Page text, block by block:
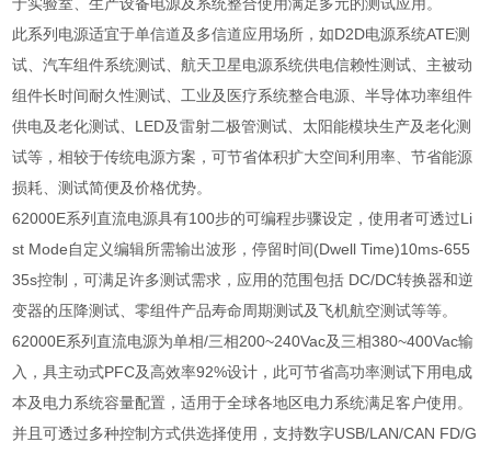
此系列电源适宜于单信道及多信道应用场所，如D2D电源系统ATE测
试、汽车组件系统测试、航天卫星电源系统供电信赖性测试、主被动
组件长时间耐久性测试、工业及医疗系统整合电源、半导体功率组件
供电及老化测试、 LED及雷射二极管测试、太阳能模块生产及老化测
试等，相较于传统电源方案，可节省体积扩大空间利用率、节省能源
损耗、测试简便及价格优势。
62000E系列直流电源具有100步的可编程步骤设定，使用者可透过Li
st Mode自定义编辑所需输出波形，停留时间(Dwell Time)10ms-655
35s控制，可满足许多测试需求，应用的范围包括 DC/DC转换器和逆
变器的压降测试、零组件产品寿命周期测试及飞机航空测试等等。
62000E系列直流电源为单相/三相200~240Vac及三相380~400Vac输
入，具主动式PFC及高效率92%设计，此可节省高功率测试下用电成
本及电力系统容量配置，适用于全球各地区电力系统满足客户使用。
并且可透过多种控制方式供选择使用，支持数字USB/LAN/CAN FD/G